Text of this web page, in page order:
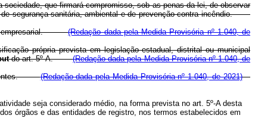
que firmará compromisso, sob as penas da lei, de observar
de segurança sanitária, ambiental e de prevenção contra incêndio.
empresarial.(Redação dada pela Medida Provisória nº 1.040, de
própria prevista em legislação estadual, distrital ou municipal
do art. 5º-A.(Redação dada pela Medida Provisória nº 1.040, de
(Redação dada pela Medida Provisória nº 1.040, de 2021)
seja considerado médio, na forma prevista no art. 5º-A desta
órgãos e das entidades de registro, nos termos estabelecidos em